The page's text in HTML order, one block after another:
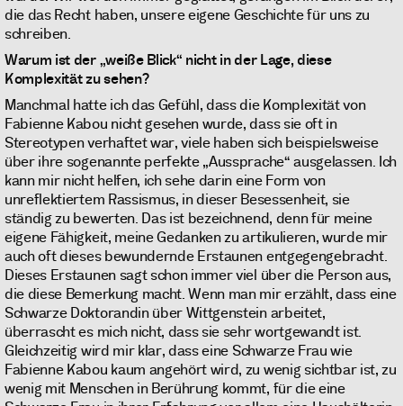
die das Recht haben, unsere eigene Geschichte für uns zu
schreiben.
Warum ist der „weiße Blick“ nicht in der Lage, diese
Komplexität zu sehen?
Manchmal hatte ich das Gefühl, dass die Komplexität von
Fabienne Kabou nicht gesehen wurde, dass sie oft in
Stereotypen verhaftet war, viele haben sich beispielsweise
über ihre sogenannte perfekte „Aussprache“ ausgelassen. Ich
kann mir nicht helfen, ich sehe darin eine Form von
unreflektiertem Rassismus, in dieser Besessenheit, sie
ständig zu bewerten. Das ist bezeichnend, denn für meine
eigene Fähigkeit, meine Gedanken zu artikulieren, wurde mir
auch oft dieses bewundernde Erstaunen entgegengebracht.
Dieses Erstaunen sagt schon immer viel über die Person aus,
die diese Bemerkung macht. Wenn man mir erzählt, dass eine
Schwarze Doktorandin über Wittgenstein arbeitet,
überrascht es mich nicht, dass sie sehr wortgewandt ist.
Gleichzeitig wird mir klar, dass eine Schwarze Frau wie
Fabienne Kabou kaum angehört wird, zu wenig sichtbar ist, zu
wenig mit Menschen in Berührung kommt, für die eine